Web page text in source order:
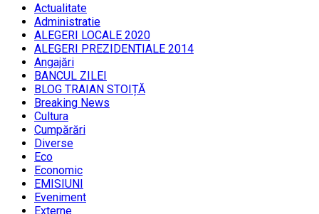
Actualitate
Administratie
ALEGERI LOCALE 2020
ALEGERI PREZIDENTIALE 2014
Angajări
BANCUL ZILEI
BLOG TRAIAN STOIȚĂ
Breaking News
Cultura
Cumpărări
Diverse
Eco
Economic
EMISIUNI
Eveniment
Externe